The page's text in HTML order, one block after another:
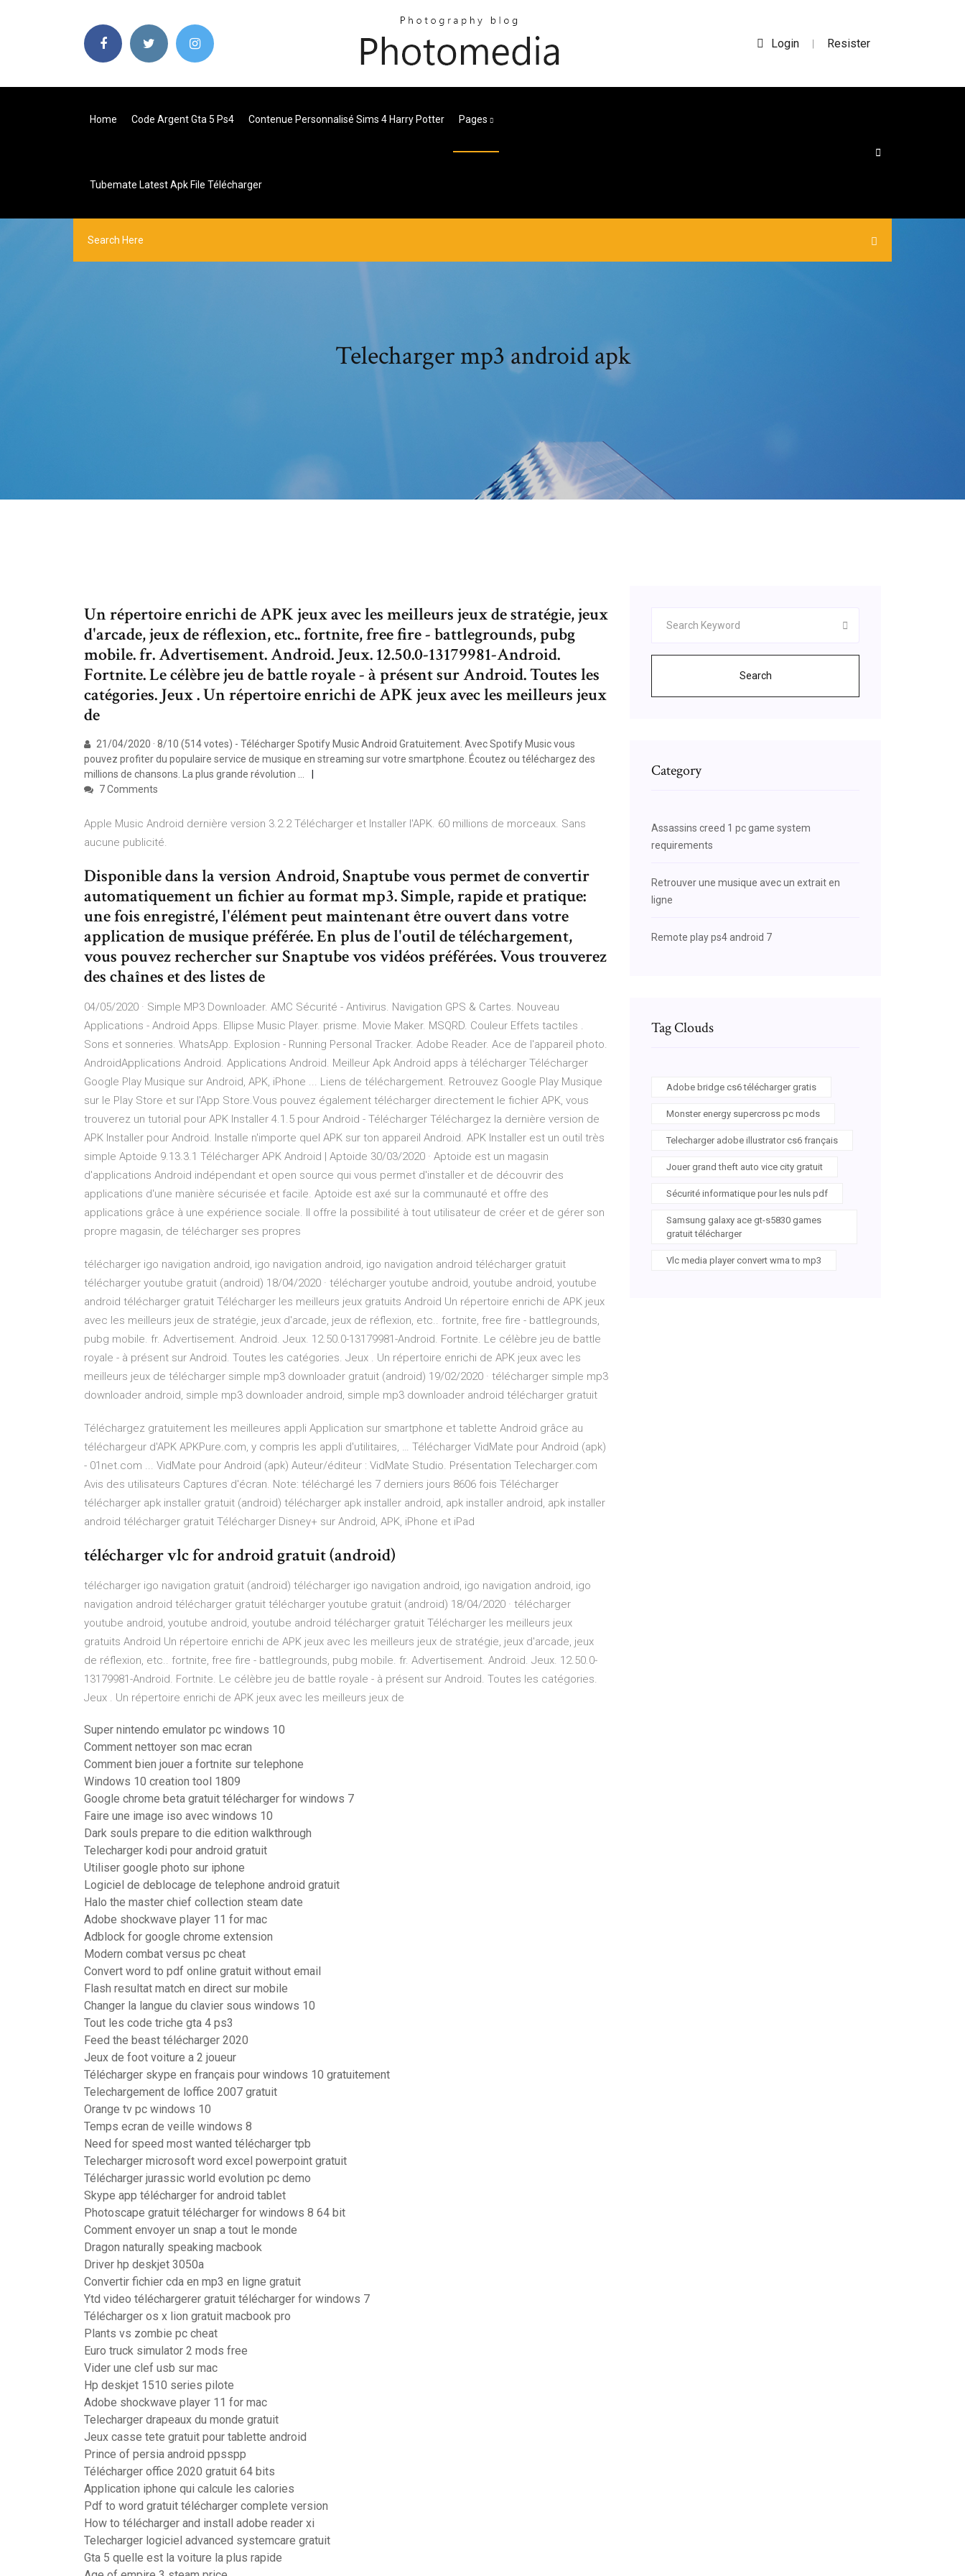
Login | Resister
Home Code Argent Gta 5 Ps4 Contenue Personnalisé Sims 4 Harry Potter Pages
Tubemate Latest Apk File Télécharger
Telecharger mp3 android apk
Un répertoire enrichi de APK jeux avec les meilleurs jeux de stratégie, jeux
d'arcade, jeux de réflexion, etc.. fortnite, free fire - battlegrounds, pubg
mobile. fr. Advertisement. Android. Jeux. 12.50.0-13179981-Android.
Fortnite. Le célèbre jeu de battle royale - à présent sur Android. Toutes les
catégories. Jeux . Un répertoire enrichi de APK jeux avec les meilleurs jeux
de
21/04/2020 · 8/10 (514 votes) - Télécharger Spotify Music Android Gratuitement. Avec Spotify Music vous
pouvez profiter du populaire service de musique en streaming sur votre smartphone. Écoutez ou téléchargez des
millions de chansons. La plus grande révolution …
7 Comments
Apple Music Android dernière version 3.2.2 Télécharger et Installer l'APK. 60 millions de morceaux. Sans
aucune publicité.
Disponible dans la version Android, Snaptube vous permet de convertir
automatiquement un fichier au format mp3. Simple, rapide et pratique:
une fois enregistré, l'élément peut maintenant être ouvert dans votre
application de musique préférée. En plus de l'outil de téléchargement,
vous pouvez rechercher sur Snaptube vos vidéos préférées. Vous trouverez
des chaînes et des listes de
04/05/2020 · Simple MP3 Downloader. AMC Sécurité - Antivirus. Navigation GPS & Cartes. Nouveau
Applications - Android Apps. Ellipse Music Player. prisme. Movie Maker. MSQRD. Couleur Effets tactiles .
Sons et sonneries. WhatsApp. Explosion - Running Personal Tracker. Adobe Reader. Ace de l'appareil photo.
AndroidApplications Android. Applications Android. Meilleur Apk Android apps à télécharger Télécharger
Google Play Musique sur Android, APK, iPhone ... Liens de téléchargement. Retrouvez Google Play Musique
sur le Play Store et sur l'App Store.Vous pouvez également télécharger directement le fichier APK, vous
trouverez un tutorial pour APK Installer 4.1.5 pour Android - Télécharger Téléchargez la dernière version de
APK Installer pour Android. Installe n'importe quel APK sur ton appareil Android. APK Installer est un outil très
simple Aptoide 9.13.3.1 Télécharger APK Android | Aptoide 30/03/2020 · Aptoide est un magasin
d'applications Android indépendant et open source qui vous permet d'installer et de découvrir des
applications d'une manière sécurisée et facile. Aptoide est axé sur la communauté et offre des
applications grâce à une expérience sociale. Il offre la possibilité à tout utilisateur de créer et de gérer son
propre magasin, de télécharger ses propres
télécharger igo navigation android, igo navigation android, igo navigation android télécharger gratuit
télécharger youtube gratuit (android) 18/04/2020 · télécharger youtube android, youtube android, youtube
android télécharger gratuit Télécharger les meilleurs jeux gratuits Android Un répertoire enrichi de APK jeux
avec les meilleurs jeux de stratégie, jeux d'arcade, jeux de réflexion, etc.. fortnite, free fire - battlegrounds,
pubg mobile. fr. Advertisement. Android. Jeux. 12.50.0-13179981-Android. Fortnite. Le célèbre jeu de battle
royale - à présent sur Android. Toutes les catégories. Jeux . Un répertoire enrichi de APK jeux avec les
meilleurs jeux de télécharger simple mp3 downloader gratuit (android) 19/02/2020 · télécharger simple mp3
downloader android, simple mp3 downloader android, simple mp3 downloader android télécharger gratuit
Téléchargez gratuitement les meilleures appli Application sur smartphone et tablette Android grâce au
téléchargeur d'APK APKPure.com, y compris les appli d'utilitaires, … Télécharger VidMate pour Android (apk)
- 01net.com ... VidMate pour Android (apk) Auteur/éditeur : VidMate Studio. Présentation Telecharger.com
Avis des utilisateurs Captures d'écran. Note: téléchargé les 7 derniers jours 8606 fois Télécharger
télécharger apk installer gratuit (android) télécharger apk installer android, apk installer android, apk installer
android télécharger gratuit Télécharger Disney+ sur Android, APK, iPhone et iPad
télécharger vlc for android gratuit (android)
télécharger igo navigation gratuit (android) télécharger igo navigation android, igo navigation android, igo
navigation android télécharger gratuit télécharger youtube gratuit (android) 18/04/2020 · télécharger
youtube android, youtube android, youtube android télécharger gratuit Télécharger les meilleurs jeux
gratuits Android Un répertoire enrichi de APK jeux avec les meilleurs jeux de stratégie, jeux d'arcade, jeux
de réflexion, etc.. fortnite, free fire - battlegrounds, pubg mobile. fr. Advertisement. Android. Jeux. 12.50.0-
13179981-Android. Fortnite. Le célèbre jeu de battle royale - à présent sur Android. Toutes les catégories.
Jeux . Un répertoire enrichi de APK jeux avec les meilleurs jeux de
Super nintendo emulator pc windows 10
Comment nettoyer son mac ecran
Comment bien jouer a fortnite sur telephone
Windows 10 creation tool 1809
Google chrome beta gratuit télécharger for windows 7
Faire une image iso avec windows 10
Dark souls prepare to die edition walkthrough
Telecharger kodi pour android gratuit
Utiliser google photo sur iphone
Logiciel de deblocage de telephone android gratuit
Halo the master chief collection steam date
Adobe shockwave player 11 for mac
Adblock for google chrome extension
Modern combat versus pc cheat
Convert word to pdf online gratuit without email
Flash resultat match en direct sur mobile
Changer la langue du clavier sous windows 10
Tout les code triche gta 4 ps3
Feed the beast télécharger 2020
Jeux de foot voiture a 2 joueur
Télécharger skype en français pour windows 10 gratuitement
Telechargement de loffice 2007 gratuit
Orange tv pc windows 10
Temps ecran de veille windows 8
Need for speed most wanted télécharger tpb
Telecharger microsoft word excel powerpoint gratuit
Télécharger jurassic world evolution pc demo
Skype app télécharger for android tablet
Photoscape gratuit télécharger for windows 8 64 bit
Comment envoyer un snap a tout le monde
Dragon naturally speaking macbook
Driver hp deskjet 3050a
Convertir fichier cda en mp3 en ligne gratuit
Ytd video téléchargerer gratuit télécharger for windows 7
Télécharger os x lion gratuit macbook pro
Plants vs zombie pc cheat
Euro truck simulator 2 mods free
Vider une clef usb sur mac
Hp deskjet 1510 series pilote
Adobe shockwave player 11 for mac
Telecharger drapeaux du monde gratuit
Jeux casse tete gratuit pour tablette android
Prince of persia android ppsspp
Télécharger office 2020 gratuit 64 bits
Application iphone qui calcule les calories
Pdf to word gratuit télécharger complete version
How to télécharger and install adobe reader xi
Telecharger logiciel advanced systemcare gratuit
Gta 5 quelle est la voiture la plus rapide
Search
Category
Assassins creed 1 pc game system
requirements
Retrouver une musique avec un extrait en
ligne
Remote play ps4 android 7
Tag Clouds
Adobe bridge cs6 télécharger gratis
Monster energy supercross pc mods
Telecharger adobe illustrator cs6 français
Jouer grand theft auto vice city gratuit
Sécurité informatique pour les nuls pdf
Samsung galaxy ace gt-s5830 games
gratuit télécharger
Vlc media player convert wma to mp3